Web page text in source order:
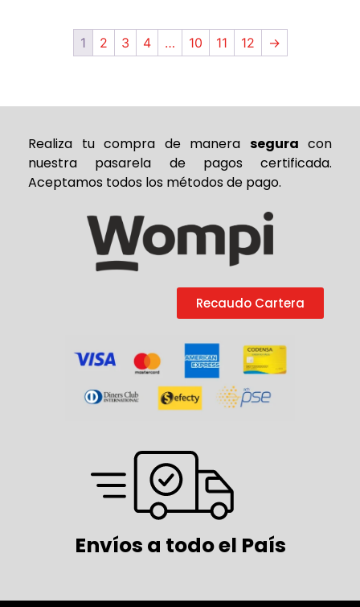
1 2 3 4 … 10 11 12 →
Realiza tu compra de manera segura con
nuestra pasarela de pagos certificada.
Aceptamos todos los métodos de pago.
Recaudo Cartera
Envíos a todo el País